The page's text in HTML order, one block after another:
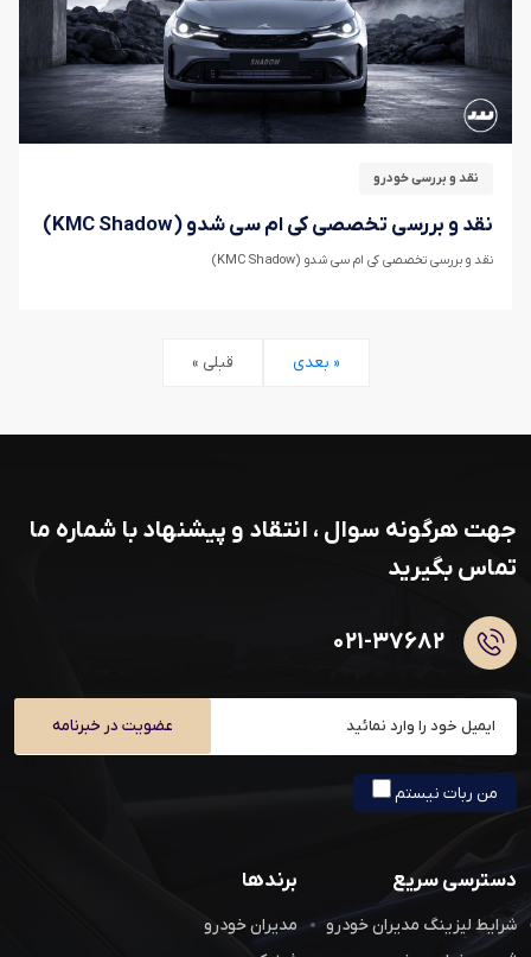
نقد و بررسی خودرو
نقد و بررسی تخصصی کی ام سی شدو (KMC Shadow)
نقد و بررسی تخصصی کی ام سی شدو (KMC Shadow)
« قبلی بعدی »
جهت هرگونه سوال ، انتقاد و پیشنهاد با شماره ما
تماس بگیرید
۰۲۱-۳۷۶۸۲
عضویت در خبرنامه
من ربات نیستم
دسترسی سریع
شرایط لیزینگ مدیران خودرو
برندها
مدیران خودرو